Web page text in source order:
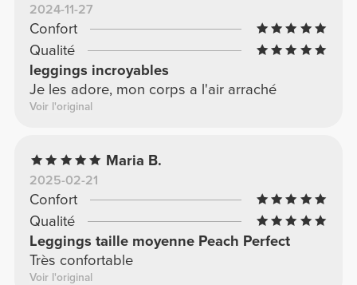
2024-11-27
Confort
Qualité
leggings incroyables
Je les adore, mon corps a l'air arraché
Voir l'original
Maria B.
2025-02-21
Confort
Qualité
Leggings taille moyenne Peach Perfect
Très confortable
Voir l'original